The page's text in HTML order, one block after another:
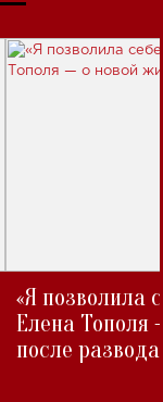
«Я позволила
Елена Тополя
после развода